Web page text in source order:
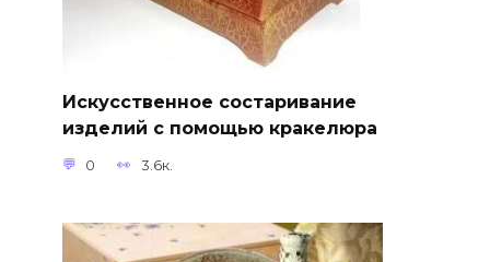
Искусственное состаривание
изделий с помощью кракелюра
0 3.6к.